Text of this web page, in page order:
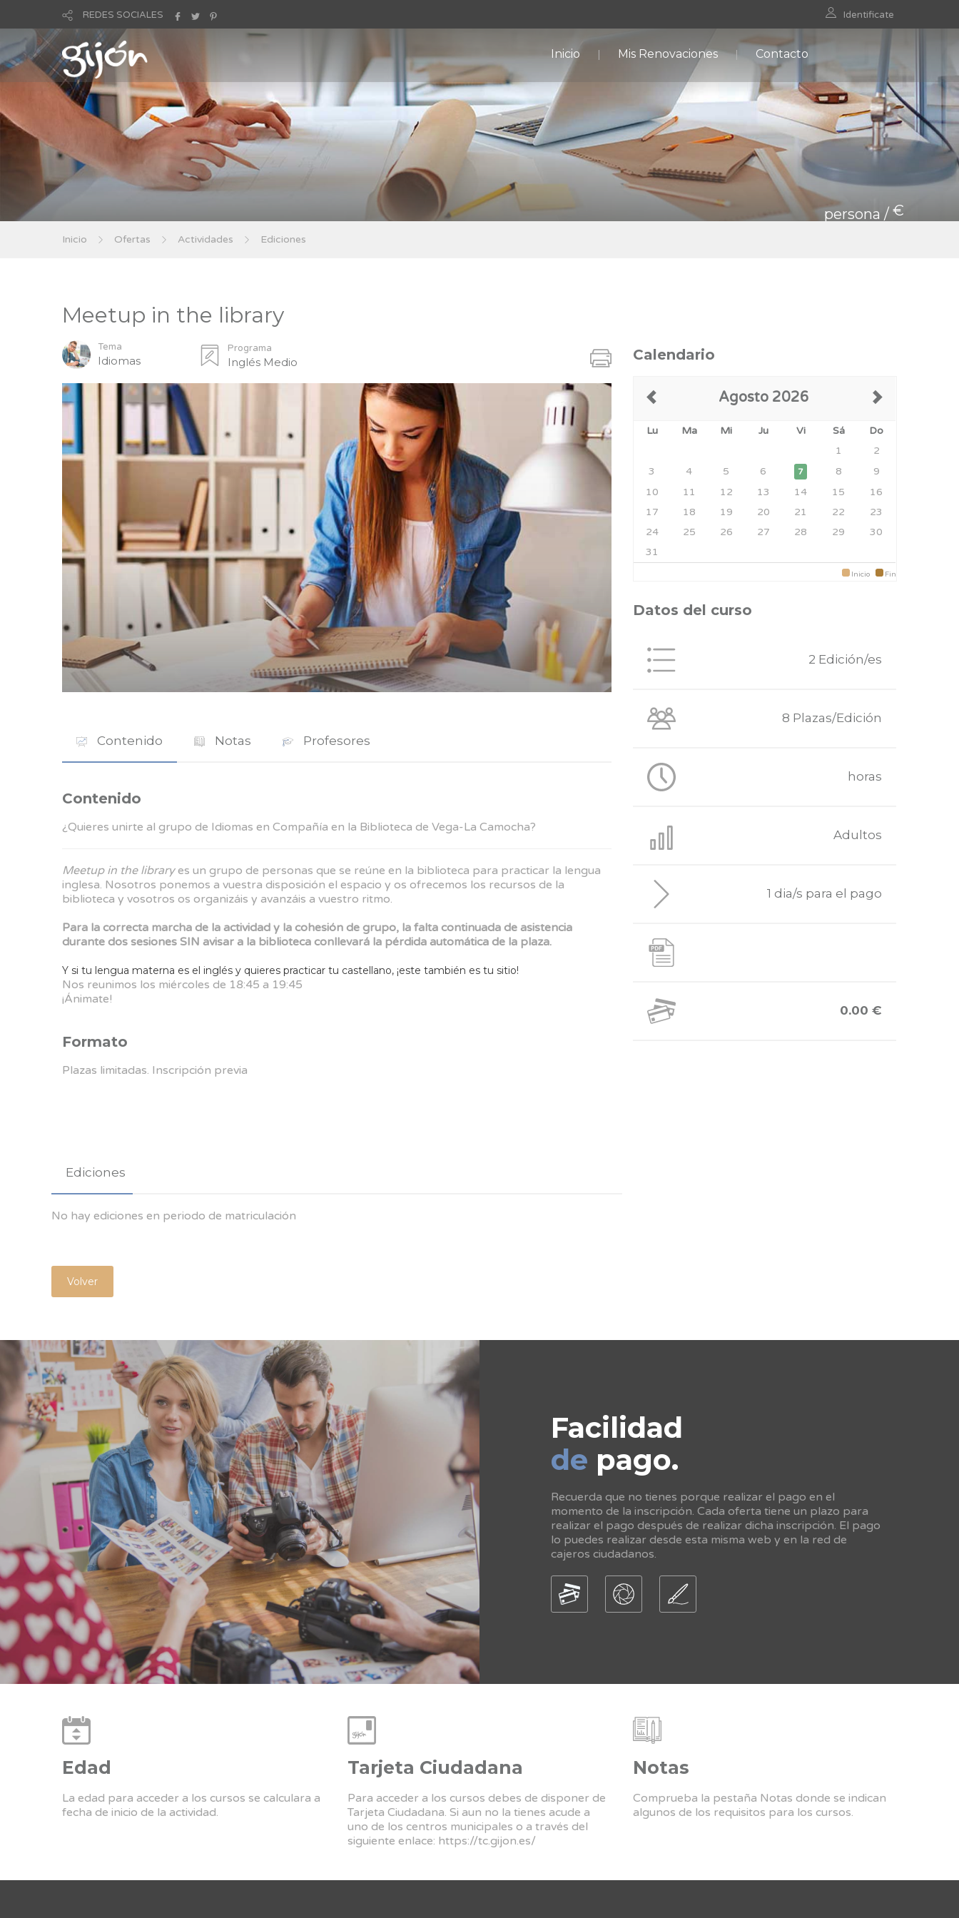
REDES SOCIALES Identificate
Inicio Mis Renovaciones Contacto
persona / €
Inicio Ofertas Actividades Ediciones
Meetup in the library
Tema
Idiomas
Programa
Inglés Medio
Contenido Notas Profesores
Contenido
¿Quieres unirte al grupo de Idiomas en Compañía en la Biblioteca de Vega-La Camocha?
Meetup in the libraryes un grupo de personas que se reúne en la biblioteca para practicar la lengua
inglesa. Nosotros ponemos a vuestra disposición el espacio y os ofrecemos los recursos de la
biblioteca y vosotros os organizáis y avanzáis a vuestro ritmo.
Para la correcta marcha de la actividad y la cohesión de grupo, la falta continuada de asistencia
durante dos sesiones SIN avisar a la biblioteca conllevará la pérdida automática de la plaza.
Y si tu lengua materna es el inglés y quieres practicar tu castellano, ¡este también es tu sitio!
Nos reunimos los miércoles de 18:45 a 19:45
¡Ánimate!
Formato
Plazas limitadas. Inscripción previa
Ediciones
No hay ediciones en periodo de matriculación
Calendario
Agosto 2026
Lu Ma Mi Ju Vi Sá
Do
1
2
3
4 5 6 7 8
9
10
11 12 13 14 15
16
17
18 19 20 21 22
23
24
25 26 27 28 29
30
31
Inicio Fin
Datos del curso
2 Edición/es
8 Plazas/Edición
horas
Adultos
1 dia/s para el pago
0.00 €
Volver
Facilidad
de pago.
Recuerda que no tienes porque realizar el pago en el
momento de la inscripción. Cada oferta tiene un plazo para
realizar el pago después de realizar dicha inscripción. El pago
lo puedes realizar desde esta misma web y en la red de
cajeros ciudadanos.
Edad
La edad para acceder a los cursos se calculara a
fecha de inicio de la actividad.
Tarjeta Ciudadana
Para acceder a los cursos debes de disponer de
Tarjeta Ciudadana. Si aun no la tienes acude a
uno de los centros municipales o a través del
siguiente enlace: https://tc.gijon.es/
Notas
Comprueba la pestaña Notas donde se indican
algunos de los requisitos para los cursos.